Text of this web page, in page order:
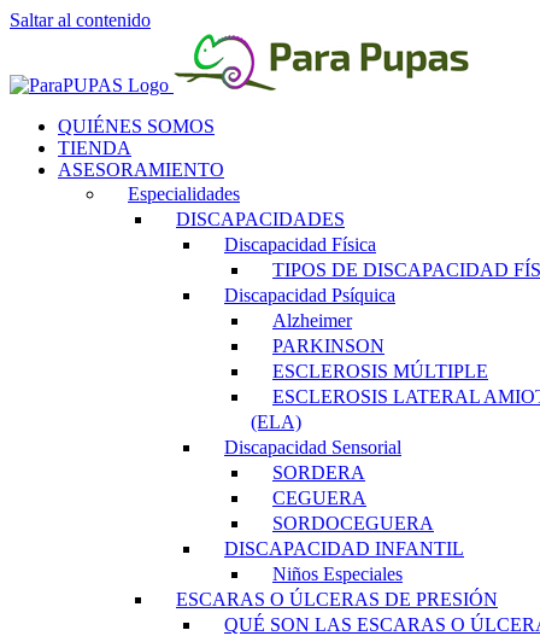
Saltar al contenido
QUIÉNES SOMOS
TIENDA
ASESORAMIENTO
Especialidades
DISCAPACIDADES
Discapacidad Física
TIPOS DE DISCAPACIDAD
Discapacidad Psíquica
Alzheimer
PARKINSON
ESCLEROSIS MÚLTIPLE
ESCLEROSIS LATERAL
(ELA)
Discapacidad Sensorial
SORDERA
CEGUERA
SORDOCEGUERA
DISCAPACIDAD INFANTIL
Niños Especiales
ESCARAS O ÚLCERAS DE PRESIÓN
QUÉ SON LAS ESCARAS O